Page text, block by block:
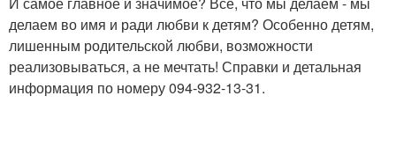
делаем во имя и ради любви к детям? Особенно детям,
лишенным родительской любви, возможности
реализовываться, а не мечтать! Справки и детальная
информация по номеру 094-932-13-31.